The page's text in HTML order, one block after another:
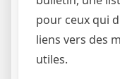
pour ceux qui
liens vers des
utiles.